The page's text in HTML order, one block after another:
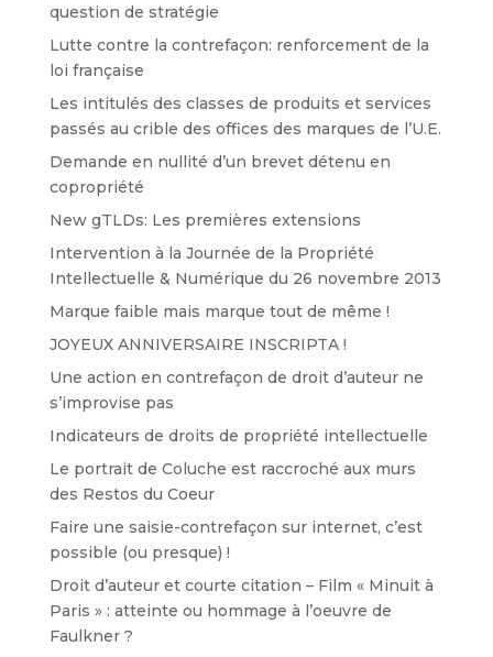
question de stratégie
Lutte contre la contrefaçon: renforcement de la
loi française
Les intitulés des classes de produits et services
passés au crible des offices des marques de l’U.E.
Demande en nullité d’un brevet détenu en
copropriété
New gTLDs: Les premières extensions
Intervention à la Journée de la Propriété
Intellectuelle & Numérique du 26 novembre 2013
Marque faible mais marque tout de même !
JOYEUX ANNIVERSAIRE INSCRIPTA !
Une action en contrefaçon de droit d’auteur ne
s’improvise pas
Indicateurs de droits de propriété intellectuelle
Le portrait de Coluche est raccroché aux murs
des Restos du Coeur
Faire une saisie-contrefaçon sur internet, c’est
possible (ou presque) !
Droit d’auteur et courte citation – Film « Minuit à
Paris » : atteinte ou hommage à l’oeuvre de
Faulkner ?